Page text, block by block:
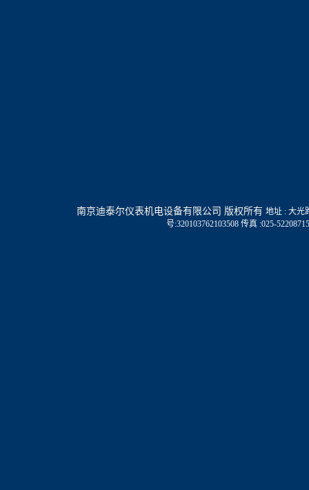
南京迪泰尔仪表机电设备有限公司 版权所有 地址 : 大光
号:320103762103508 传真 :025-